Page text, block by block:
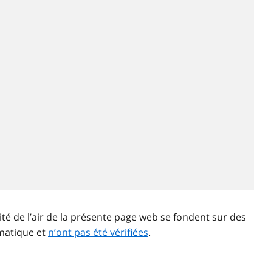
de l’air de la présente page web se fondent sur des
et n’ont pas été vérifiées.